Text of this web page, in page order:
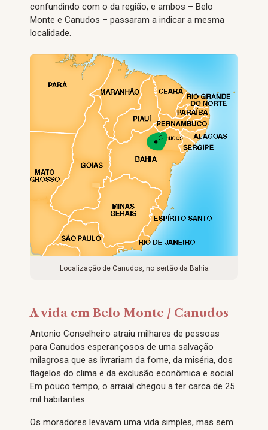
confundindo com o da região, e ambos – Belo
Monte e Canudos – passaram a indicar a mesma
localidade.
Localização de Canudos, no sertão da Bahia
A vida em Belo Monte / Canudos
Antonio Conselheiro atraiu milhares de pessoas
para Canudos esperançosos de uma salvação
milagrosa que as livrariam da fome, da miséria, dos
flagelos do clima e da exclusão econômica e social.
Em pouco tempo, o arraial chegou a ter carca de 25
mil habitantes.
Os moradores levavam uma vida simples, mas sem